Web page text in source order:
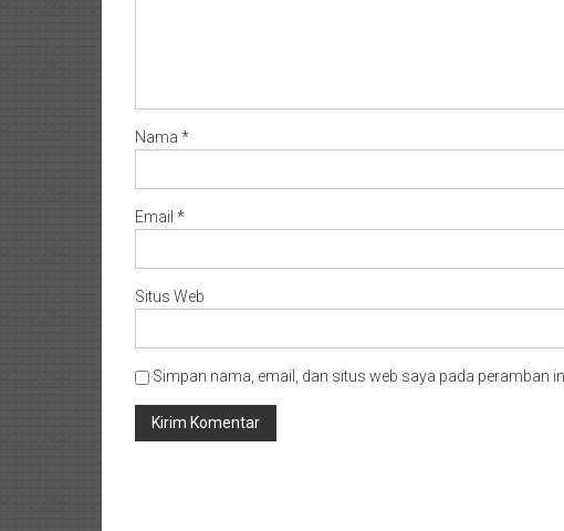
Nama *
Email *
Situs Web
Simpan nama, email, dan situs web saya pada peramban